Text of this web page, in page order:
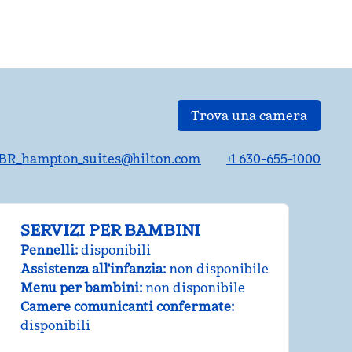
Trova una camera
+1 630-655-1000
SERVIZI PER BAMBINI
Pennelli: disponibili
Assistenza all'infanzia: non disponibile
Menu per bambini: non disponibile
Camere comunicanti confermate:
disponibili